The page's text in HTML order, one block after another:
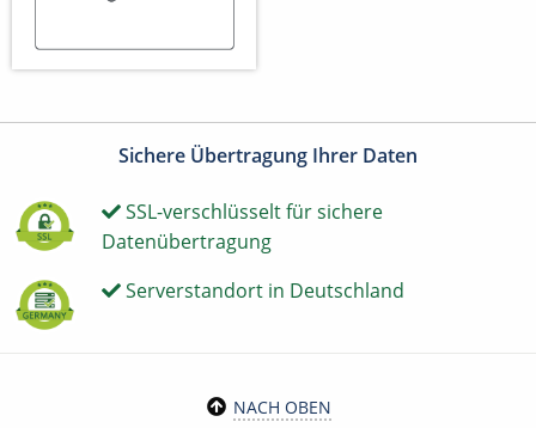
Sichere Übertragung Ihrer Daten
SSL-verschlüsselt für sichere
Datenübertragung
Serverstandort in Deutschland
NACH OBEN